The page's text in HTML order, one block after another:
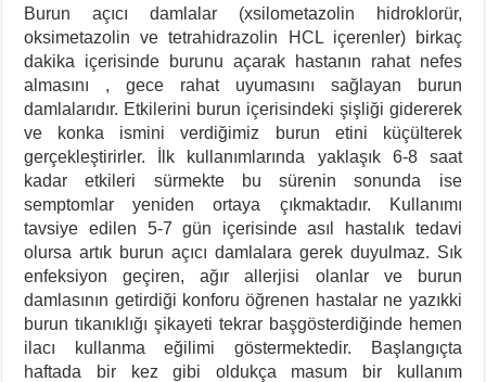
Burun açıcı damlalar (xsilometazolin hidroklorür,
oksimetazolin ve tetrahidrazolin HCL içerenler) birkaç
dakika içerisinde burunu açarak hastanın rahat nefes
almasını , gece rahat uyumasını sağlayan burun
damlalarıdır. Etkilerini burun içerisindeki şişliği gidererek
ve konka ismini verdiğimiz burun etini küçülterek
gerçekleştirirler. İlk kullanımlarında yaklaşık 6-8 saat
kadar etkileri sürmekte bu sürenin sonunda ise
semptomlar yeniden ortaya çıkmaktadır. Kullanımı
tavsiye edilen 5-7 gün içerisinde asıl hastalık tedavi
olursa artık burun açıcı damlalara gerek duyulmaz. Sık
enfeksiyon geçiren, ağır allerjisi olanlar ve burun
damlasının getirdiği konforu öğrenen hastalar ne yazıkki
burun tıkanıklığı şikayeti tekrar başgösterdiğinde hemen
ilacı kullanma eğilimi göstermektedir. Başlangıçta
haftada bir kez gibi oldukça masum bir kullanım